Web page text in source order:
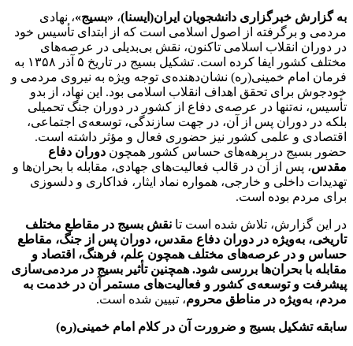
به گزارش خبرگزاری دانشجویان ایران(ایسنا)، «بسیج»، نهادی
مردمی و برگرفته از اصول اسلامی است که از ابتدای تأسیس خود
در دوران انقلاب اسلامی تاکنون، نقش بی‌بدیلی در عرصه‌های
مختلف کشور ایفا کرده است. تشکیل بسیج در تاریخ ۵ آذر ۱۳۵۸ به
فرمان امام خمینی(ره) نشان‌دهنده‌ی توجه ویژه به نیروی مردمی و
خودجوش برای تحقق اهداف انقلاب اسلامی بود. این نهاد، از بدو
تأسیس، نه‌تنها در عرصه‌ی دفاع از کشور در دوران جنگ تحمیلی
بلکه در دوران پس از آن، در جهت سازندگی، توسعه‌ی اجتماعی،
اقتصادی و علمی کشور نیز حضوری فعال و مؤثر داشته است.
حضور بسیج در برهه‌های حساس کشور همچون دوران دفاع
مقدس، پس از آن در قالب فعالیت‌های جهادی، مقابله با بحران‌ها و
تهدیدات داخلی و خارجی، همواره نماد ایثار، فداکاری و دلسوزی
برای مردم بوده است.
در این گزارش، تلاش شده است تا نقش بسیج در مقاطع مختلف
تاریخی، به‌ویژه در دوران دفاع مقدس، دوران پس از جنگ، مقاطع
حساس و در عرصه‌های مختلف همچون علم، فرهنگ، اقتصاد و
مقابله با بحران‌ها بررسی شود. همچنین تأثیر بسیج در مردمی‌سازی
پیشرفت و توسعه‌ی کشور و فعالیت‌های مستمر آن در خدمت به
مردم، به‌ویژه در مناطق محروم، تبیین شده است.
سابقه تشکیل بسیج و ضرورت آن در کلام امام خمینی(ره)